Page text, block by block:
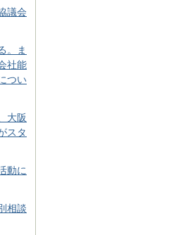
議会
。ま
社能
つい
大阪
スタ
動に
相談